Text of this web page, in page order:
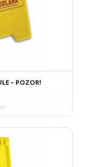
– POZOR!